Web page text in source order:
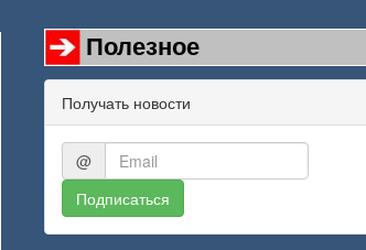
Полезное
Получать новости
@
Подписаться